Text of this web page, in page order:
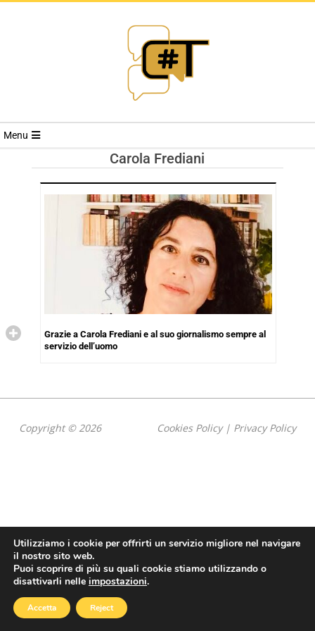
RIVISTA
TRENDS
Menu
Carola Frediani
Grazie a Carola Frediani e al suo giornalismo sempre al
servizio dell’uomo
Copyright © 2026 Cookies Policy| Privacy Policy
Utilizziamo i cookie per offrirti un servizio migliore nel navigare
il nostro sito web.
Puoi scoprire di più su quali cookie stiamo utilizzando o
disattivarli nelle impostazioni.
Accetta Reject